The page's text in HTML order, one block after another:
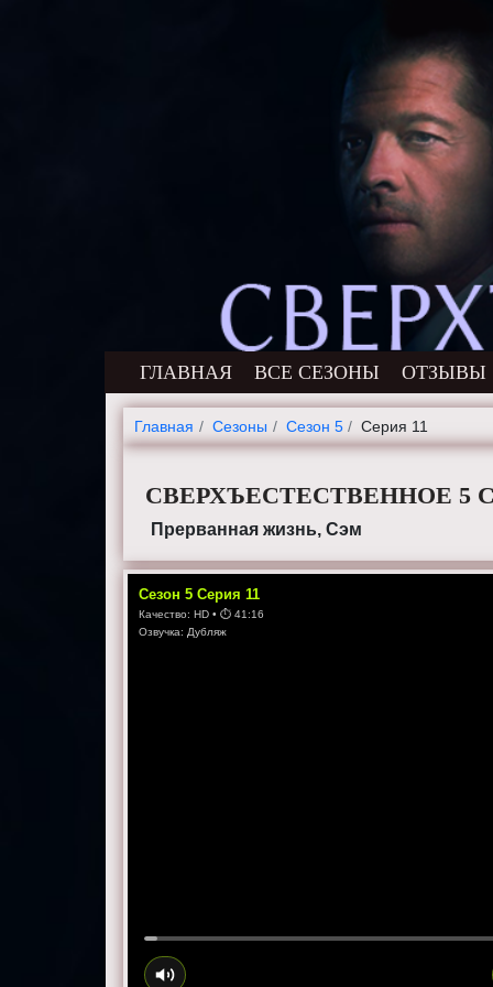
ГЛАВНАЯ ВСЕ СЕЗОНЫ ОТЗЫВЫ
Главная Cезоны Сезон 5 Серия 11
СВЕРХЪЕСТЕСТВЕННОЕ 5
Прерванная жизнь, Сэм
Сезон5 Серия11
Качество:HD • ⏱41:16
Озвучка: Дубляж